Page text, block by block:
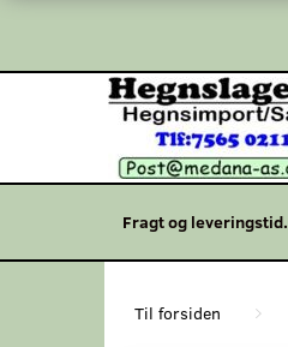
Fragt og leveringstid.